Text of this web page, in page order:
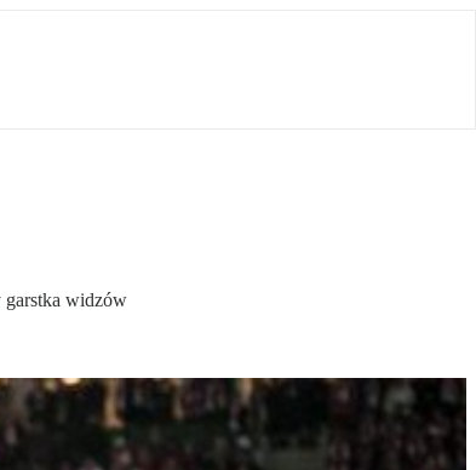
garstka widzów